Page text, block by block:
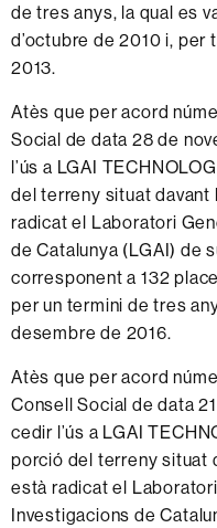
de tres anys, la qual es
d’octubre de 2010 i, per
2013.
Atès que per acord
Social de data 28 de
l’ús a LGAI
del terreny situat davant
radicat el Laboratori
de Catalunya (LGAI) de
corresponent a 132
per un termini de tres
desembre de 2016.
Atès que per acord
Consell Social de data
cedir l’ús a LGAI
porció del terreny situat
està radicat el
Investigacions de